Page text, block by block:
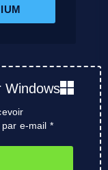
Windows
e-mail *